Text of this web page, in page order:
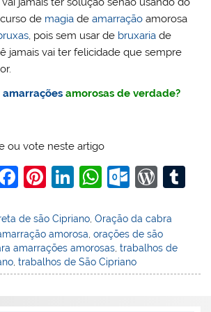
de magia deamarração amorosa
, pois sem usar de bruxaria de
jamais vai ter felicidade que sempre
amarrações amorosas de verdade?
ou vote neste artigo
F
c
e
b
Pi
er
e
st
Li
k
e
dI
W
at
s
A
O
lo
o
k.
W
d
Pr
de são Cipriano,Oração da cabra
amorosa ,orações de são
amarrações amorosas ,trabalhos de
,trabalhos de São Cipriano